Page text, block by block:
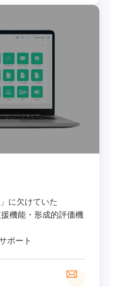
に欠けていた
機能・形成的評価機
ポート